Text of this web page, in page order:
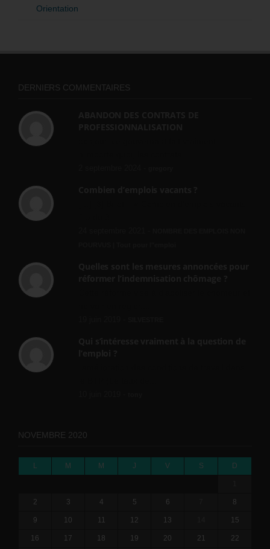
Orientation
DERNIERS COMMENTAIRES
NOVEMBRE 2020
L M M J V S D
2 3 4 5 6 8
9 10 11 12 13 15
16 17 18 19 20 21 22